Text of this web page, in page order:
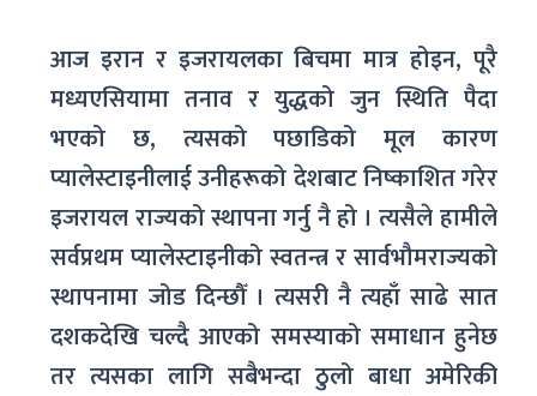
आज इरान र इजरायलका बिचमा मात्र होइन, पूरै
मध्यएसियामा तनाव र युद्धको जुन स्थिति पैदा
भएको छ, त्यसको पछाडिको मूल कारण
प्यालेस्टाइनीलाई उनीहरूको देशबाट निष्काशित गरेर
इजरायल राज्यको स्थापना गर्नु नै हो । त्यसैले हामीले
सर्वप्रथम प्यालेस्टाइनीको स्वतन्त्र र सार्वभौमराज्यको
स्थापनामा जोड दिन्छौँ । त्यसरी नै त्यहाँ साढे सात
दशकदेखि चल्दै आएको समस्याको समाधान हुनेछ
तर त्यसका लागि सबैभन्दा ठुलो बाधा अमेरिकी